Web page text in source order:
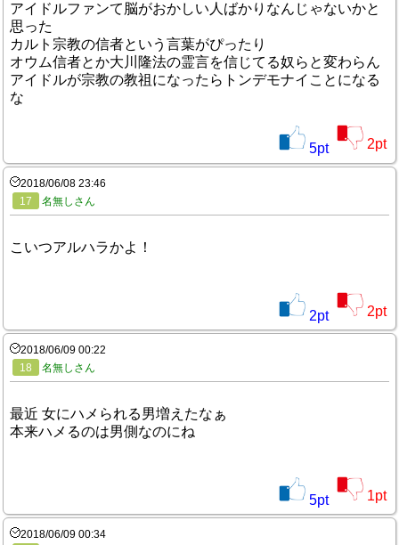
アイドルファンて脳がおかしい人ばかりなんじゃないかと
思った
カルト宗教の信者という言葉がぴったり
オウム信者とか大川隆法の霊言を信じてる奴らと変わらん
アイドルが宗教の教祖になったらトンデモナイことになる
な
5pt 2pt
2018/06/08 23:46
17
名無しさん
こいつアルハラかよ！
2pt 2pt
2018/06/09 00:22
18
名無しさん
最近 女にハメられる男増えたなぁ
本来ハメるのは男側なのにね
5pt 1pt
2018/06/09 00:34